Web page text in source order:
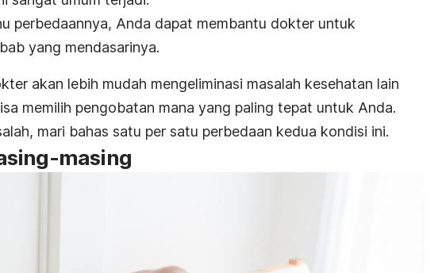
perbedaannya, Anda dapat membantu dokter untuk
yang mendasarinya.
akan lebih mudah mengeliminasi masalah kesehatan lain
memilih pengobatan mana yang paling tepat untuk Anda.
mari bahas satu per satu perbedaan kedua kondisi ini.
masing